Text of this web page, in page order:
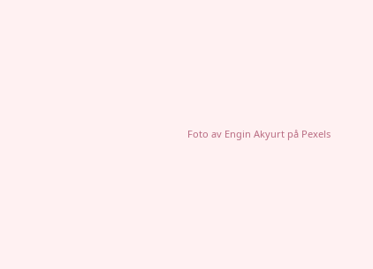
Foto av Engin Akyurtpå Pexels